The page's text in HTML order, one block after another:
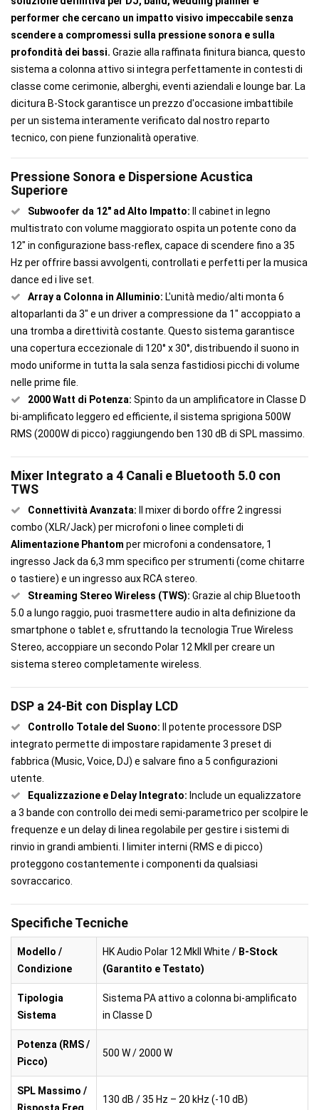
performer che cercano un impatto visivo impeccabile senza
scendere a compromessi sulla pressione sonora e sulla
profondità dei bassi. Grazie alla raffinata finitura bianca, questo
sistema a colonna attivo si integra perfettamente in contesti di
classe come cerimonie, alberghi, eventi aziendali e lounge bar. La
dicitura B-Stock garantisce un prezzo d'occasione imbattibile
per un sistema interamente verificato dal nostro reparto
tecnico, con piene funzionalità operative.
Pressione Sonora e Dispersione Acustica
Superiore
Subwoofer da 12" ad Alto Impatto: Il cabinet in legno
multistrato con volume maggiorato ospita un potente cono da
12" in configurazione bass-reflex, capace di scendere fino a 35
Hz per offrire bassi avvolgenti, controllati e perfetti per la musica
dance ed i live set.
Array a Colonna in Alluminio: L'unità medio/alti monta 6
altoparlanti da 3" e un driver a compressione da 1" accoppiato a
una tromba a direttività costante. Questo sistema garantisce
una copertura eccezionale di 120° x 30°, distribuendo il suono in
modo uniforme in tutta la sala senza fastidiosi picchi di volume
nelle prime file.
2000 Watt di Potenza: Spinto da un amplificatore in Classe D
bi-amplificato leggero ed efficiente, il sistema sprigiona 500W
RMS (2000W di picco) raggiungendo ben 130 dB di SPL massimo.
Mixer Integrato a 4 Canali e Bluetooth 5.0 con
TWS
Connettività Avanzata: Il mixer di bordo offre 2 ingressi
combo (XLR/Jack) per microfoni o linee completi di
Alimentazione Phantom per microfoni a condensatore, 1
ingresso Jack da 6,3 mm specifico per strumenti (come chitarre
o tastiere) e un ingresso aux RCA stereo.
Streaming Stereo Wireless (TWS): Grazie al chip Bluetooth
5.0 a lungo raggio, puoi trasmettere audio in alta definizione da
smartphone o tablet e, sfruttando la tecnologia True Wireless
Stereo, accoppiare un secondo Polar 12 MkII per creare un
sistema stereo completamente wireless.
DSP a 24-Bit con Display LCD
Controllo Totale del Suono: Il potente processore DSP
integrato permette di impostare rapidamente 3 preset di
fabbrica (Music, Voice, DJ) e salvare fino a 5 configurazioni
utente.
Equalizzazione e Delay Integrato: Include un equalizzatore
a 3 bande con controllo dei medi semi-parametrico per scolpire le
frequenze e un delay di linea regolabile per gestire i sistemi di
rinvio in grandi ambienti. I limiter interni (RMS e di picco)
proteggono costantemente i componenti da qualsiasi
sovraccarico.
Specifiche Tecniche
Modello /
Condizione
HK Audio Polar 12 MkII White / B-Stock
(Garantito e Testato)
Tipologia
Sistema
Sistema PA attivo a colonna bi-amplificato
in Classe D
Potenza (RMS /
Picco)
500 W / 2000 W
SPL Massimo /
130 dB / 35 Hz – 20 kHz (-10 dB)